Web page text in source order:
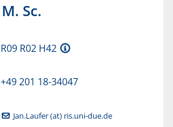
M. Sc.
R09 R02 H42
+49 201 18-34047
Jan.Laufer (at) ris.uni-due.de